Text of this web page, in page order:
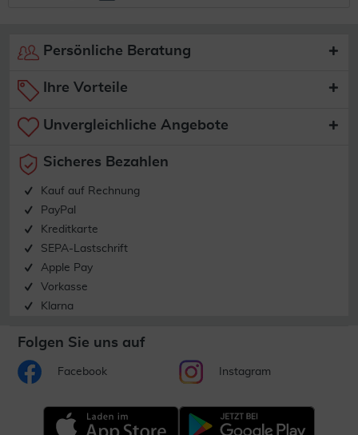
Persönliche Beratung
Ihre Vorteile
Unvergleichliche Angebote
Sicheres Bezahlen
Kauf auf Rechnung
PayPal
Kreditkarte
SEPA-Lastschrift
Apple Pay
Vorkasse
Klarna
Folgen Sie uns auf
Facebook Instagram